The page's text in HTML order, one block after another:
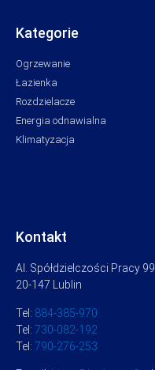
Kategorie
Ogrzewanie
Łazienka
Rozdzielacze
Energia odnawialna
Klimatyzacja
Kontakt
Al. Spółdzielczości Pracy 99,
20-147 Lublin
Tel: 884-385-970
Tel: 730-082-192
Tel: 790-276-253